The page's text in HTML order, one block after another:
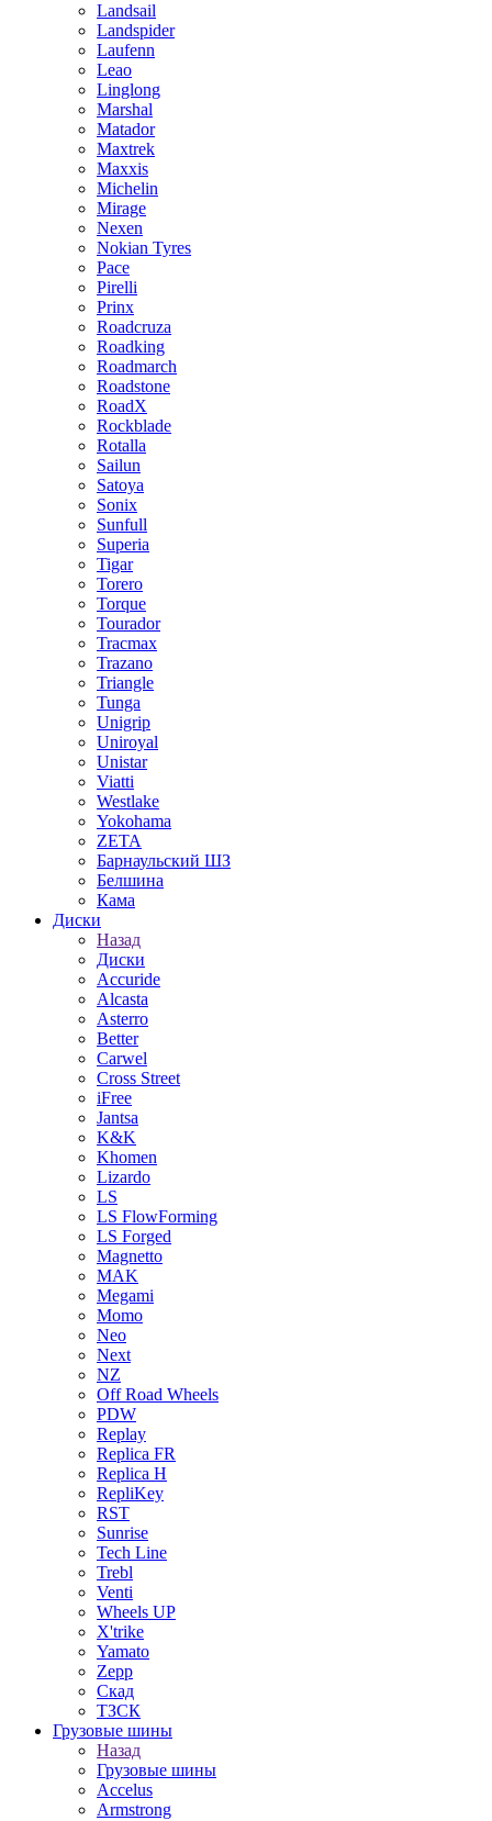
Landsail
Landspider
Laufenn
Leao
Linglong
Marshal
Matador
Maxtrek
Maxxis
Michelin
Mirage
Nexen
Nokian Tyres
Pace
Pirelli
Prinx
Roadcruza
Roadking
Roadmarch
Roadstone
RoadX
Rockblade
Rotalla
Sailun
Satoya
Sonix
Sunfull
Superia
Tigar
Torero
Torque
Tourador
Tracmax
Trazano
Triangle
Tunga
Unigrip
Uniroyal
Unistar
Viatti
Westlake
Yokohama
ZETA
Барнаульский ШЗ
Белшина
Кама
Диски
Назад
Диски
Accuride
Alcasta
Asterro
Better
Carwel
Cross Street
iFree
Jantsa
K&K
Khomen
Lizardo
LS
LS FlowForming
LS Forged
Magnetto
MAK
Megami
Momo
Neo
Next
NZ
Off Road Wheels
PDW
Replay
Replica FR
Replica H
RepliKey
RST
Sunrise
Tech Line
Trebl
Venti
Wheels UP
X'trike
Yamato
Zepp
Скад
ТЗСК
Грузовые шины
Назад
Грузовые шины
Accelus
Armstrong